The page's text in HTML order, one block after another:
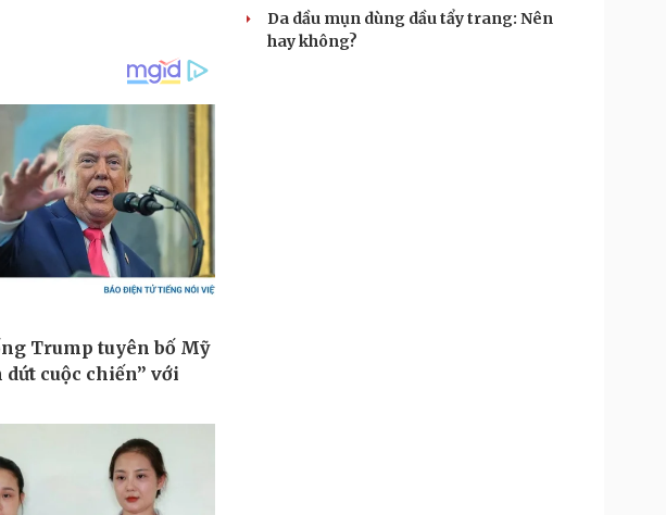
Da dầu mụn dùng dầu tẩy trang: Nên
hay không?